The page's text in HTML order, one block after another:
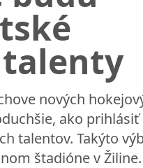
nových
ako prihlásiť
talentov. Takýto
štadióne v Žiline.